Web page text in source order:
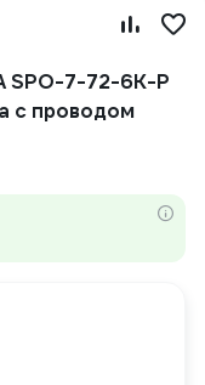
SPO-7-72-6K-P
с проводом